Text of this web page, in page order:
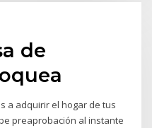
de
a adquirir el hogar de tus
preaprobación al instante